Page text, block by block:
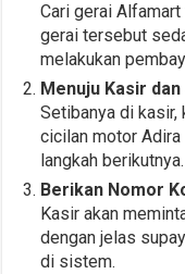
Cari gerai
gerai tersebut
melakukan
Menuju Kasir
Setibanya di kasir,
cicilan motor Adira
langkah berikutnya.
Berikan Nomor
Kasir akan
dengan jelas
di sistem.